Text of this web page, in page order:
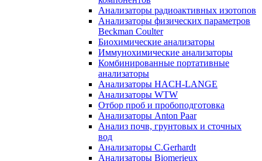
Анализаторы радиоактивных изотопов
Анализаторы физических параметров
Beckman Coulter
Биохимические анализаторы
Иммунохимические анализаторы
Комбинированные портативные
анализаторы
Анализаторы HACH-LANGE
Анализаторы WTW
Отбор проб и пробоподготовка
Анализаторы Anton Paar
Анализ почв, грунтовых и сточных
вод
Анализаторы C.Gerhardt
Анализаторы Biomerieux